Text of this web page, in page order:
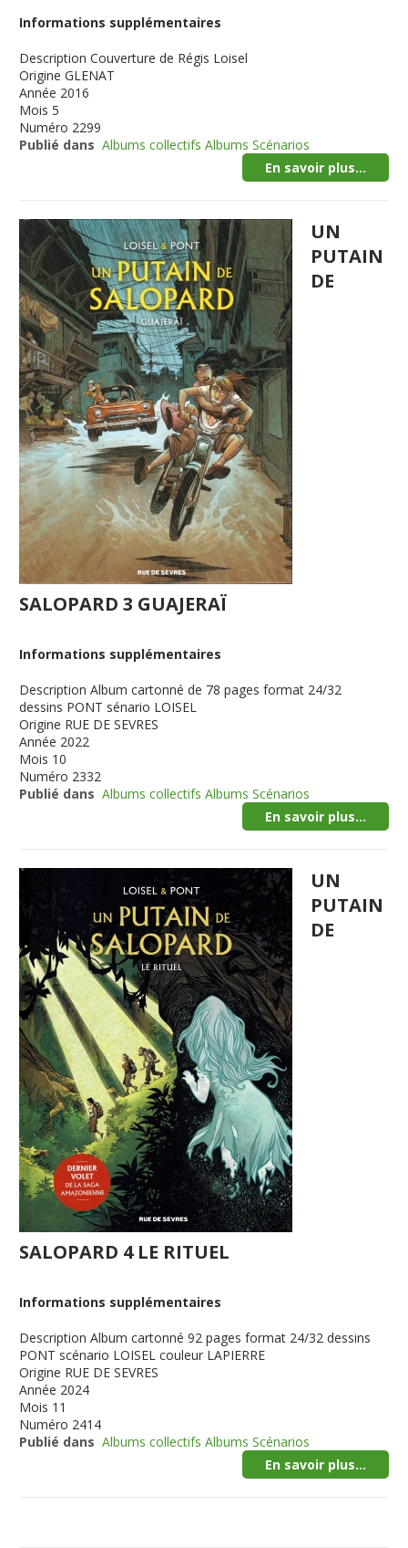
Informations supplémentaires
Description Couverture de Régis Loisel
Origine GLENAT
Année 2016
Mois 5
Numéro 2299
Publié dans Albums collectifs Albums Scénarios
En savoir plus...
UN
PUTAIN
DE
SALOPARD 3 GUAJERAÏ
Informations supplémentaires
Description Album cartonné de 78 pages format 24/32
dessins PONT sénario LOISEL
Origine RUE DE SEVRES
Année 2022
Mois 10
Numéro 2332
Publié dans Albums collectifs Albums Scénarios
En savoir plus...
UN
PUTAIN
DE
SALOPARD 4 LE RITUEL
Informations supplémentaires
Description Album cartonné 92 pages format 24/32 dessins
PONT scénario LOISEL couleur LAPIERRE
Origine RUE DE SEVRES
Année 2024
Mois 11
Numéro 2414
Publié dans Albums collectifs Albums Scénarios
En savoir plus...